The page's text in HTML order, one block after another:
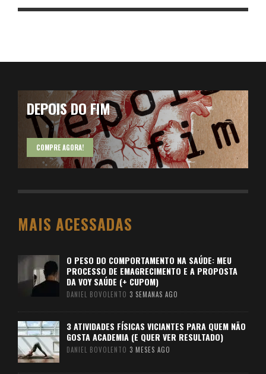
DEPOIS DO FIM
COMPRE AGORA!
MAIS ACESSADAS
O PESO DO COMPORTAMENTO NA SAÚDE: MEU
PROCESSO DE EMAGRECIMENTO E A PROPOSTA
DA VOY SAÚDE (+ CUPOM)
DANIEL BOVOLENTO 3 SEMANAS AGO
3 ATIVIDADES FÍSICAS VICIANTES PARA QUEM NÃO
GOSTA ACADEMIA (E QUER VER RESULTADO)
DANIEL BOVOLENTO 3 MESES AGO